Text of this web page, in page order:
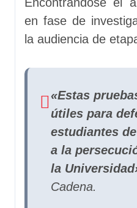
en fase de
la audiencia de
«Estas
útiles para
estudiantes
a la
la
Cadena.